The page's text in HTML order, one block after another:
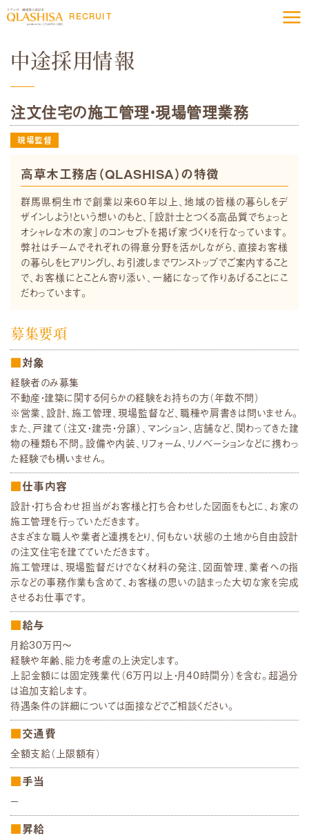
RECRUIT
中途採用情報
注文住宅の施工管理・現場管理業務
現場監督
高草木工務店（QLASHISA）の特徴
群馬県桐生市で創業以来６０年以上、地域の皆様の暮らしをデ
ザインしよう！という想いのもと、「設計士とつくる高品質でちょっと
オシャレな木の家」のコンセプトを掲げ家づくりを行なっています。
弊社はチームでそれぞれの得意分野を活かしながら、直接お客様
の暮らしをヒアリングし、お引渡しまでワンストップでご案内すること
で、お客様にとことん寄り添い、一緒になって作りあげることにこ
だわっています。
募集要項
対象
経験者のみ募集
不動産・建築に関する何らかの経験をお持ちの方（年数不問）
※営業、設計、施工管理、現場監督など、職種や肩書きは問いません。
また、戸建て（注文・建売・分譲）、マンション、店舗など、関わってきた建
物の種類も不問。設備や内装、リフォーム、リノベーションなどに携わっ
た経験でも構いません。
仕事内容
設計・打ち合わせ担当がお客様と打ち合わせした図面をもとに、お家の
施工管理を行っていただきます。
さまざまな職人や業者と連携をとり、何もない状態の土地から自由設計
の注文住宅を建てていただきます。
施工管理は、現場監督だけでなく材料の発注、図面管理、業者への指
示などの事務作業も含めて、お客様の思いの詰まった大切な家を完成
させるお仕事です。
給与
月給30万円〜
経験や年齢、能力を考慮の上決定します。
上記金額には固定残業代（6万円以上・月40時間分）を含む。超過分
は追加支給します。
待遇条件の詳細については面接などでご相談ください。
交通費
全額支給（上限額有）
手当
－
昇給